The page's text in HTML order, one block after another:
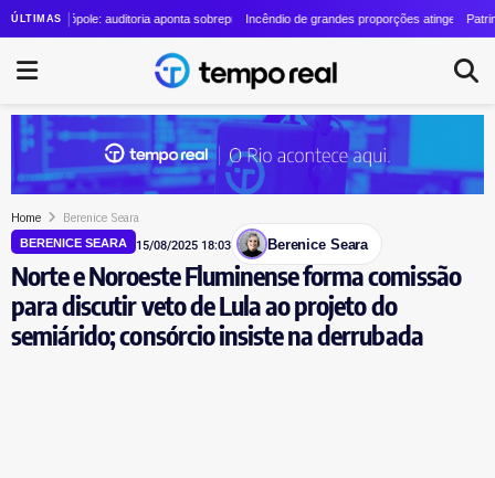
ÚLTIMAS
cresce quase 24 vezes em quatro anos
auditoria aponta sobrepreço de R$ 20 milhões em contrato de R$ 56 milhões
Incêndio de grandes proporções atinge o Parque
Patrimônio de
Home Berenice Seara
BERENICE SEARA 15/08/2025 18:03 Berenice Seara
Norte e Noroeste Fluminense forma comissão
para discutir veto de Lula ao projeto do
semiárido; consórcio insiste na derrubada